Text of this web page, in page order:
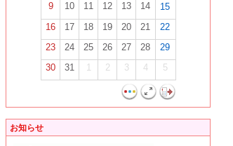
9
10 11 12 13 14
15
16
17 18 19 20 21
22
23
24 25 26 27 28
29
30
31 1 2 3 4 5
お知らせ